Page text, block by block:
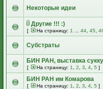
Некоторые идеи
Другие !!! :)
[ На страницу: 1 44 45
Субстраты
БИН РАН, выставка
[ На страницу: 1 2 3 4 5 ]
БИН РАН им Комарова
[ На страницу: 1 2 3 4 5 ]